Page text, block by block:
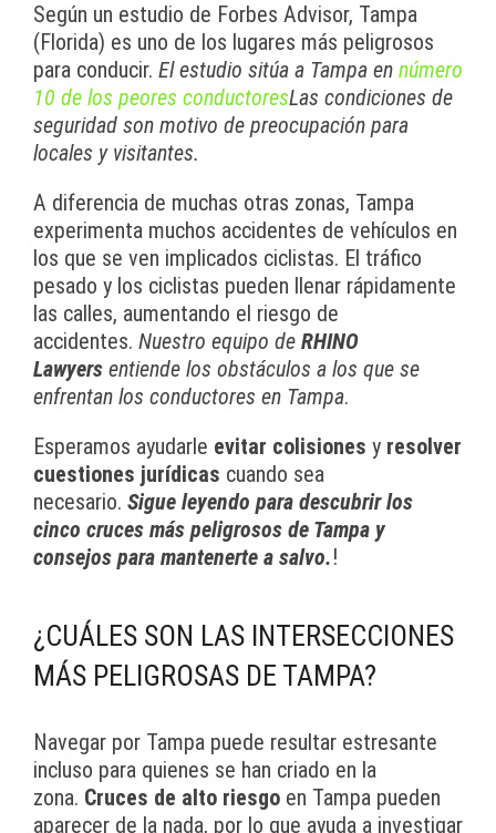
Según un estudio de Forbes Advisor, Tampa
(Florida) es uno de los lugares más peligrosos
para conducir. El estudio sitúa a Tampa en número
10 de los peores conductoresLas condiciones de
seguridad son motivo de preocupación para
locales y visitantes.
A diferencia de muchas otras zonas, Tampa
experimenta muchos accidentes de vehículos en
los que se ven implicados ciclistas. El tráfico
pesado y los ciclistas pueden llenar rápidamente
las calles, aumentando el riesgo de
accidentes. Nuestro equipo de RHINO
Lawyers entiende los obstáculos a los que se
enfrentan los conductores en Tampa.
Esperamos ayudarle evitar colisiones y resolver
cuestiones jurídicas cuando sea
necesario. Sigue leyendo para descubrir los
cinco cruces más peligrosos de Tampa y
consejos para mantenerte a salvo.!
¿CUÁLES SON LAS INTERSECCIONES
MÁS PELIGROSAS DE TAMPA?
Navegar por Tampa puede resultar estresante
incluso para quienes se han criado en la
zona. Cruces de alto riesgo en Tampa pueden
aparecer de la nada, por lo que ayuda a investigar